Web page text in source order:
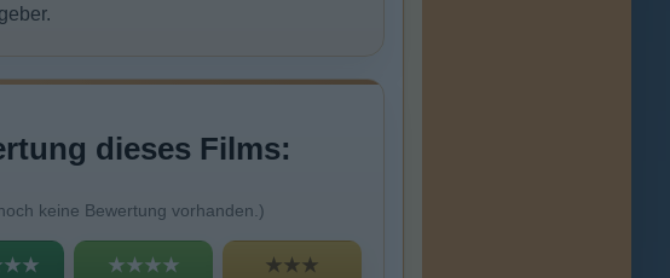
dieses Films:
keine Bewertung vorhanden.)
★★★★ ★★★